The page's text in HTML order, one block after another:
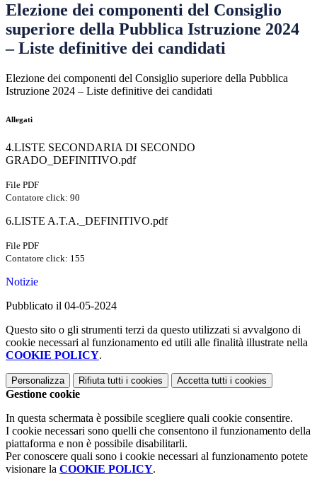
Elezione dei componenti del Consiglio
superiore della Pubblica Istruzione 2024
– Liste definitive dei candidati
Elezione dei componenti del Consiglio superiore della Pubblica
Istruzione 2024 – Liste definitive dei candidati
Allegati
4.LISTE SECONDARIA DI SECONDO
GRADO_DEFINITIVO.pdf
File PDF
Contatore click: 90
6.LISTE A.T.A._DEFINITIVO.pdf
File PDF
Contatore click: 155
Notizie
Pubblicato il 04-05-2024
Questo sito o gli strumenti terzi da questo utilizzati si avvalgono di
cookie necessari al funzionamento ed utili alle finalità illustrate nella
COOKIE POLICY.
Personalizza Rifiuta tutti i cookies Accetta tutti i cookies
Gestione cookie
In questa schermata è possibile scegliere quali cookie consentire.
I cookie necessari sono quelli che consentono il funzionamento della
piattaforma e non è possibile disabilitarli.
Per conoscere quali sono i cookie necessari al funzionamento potete
visionare la COOKIE POLICY.